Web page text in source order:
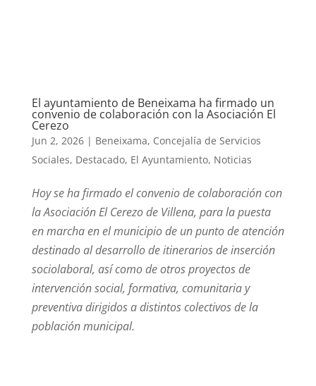
El ayuntamiento de Beneixama ha firmado un
convenio de colaboración con la Asociación El
Cerezo
Jun 2, 2026| Beneixama, Concejalía de Servicios
Sociales, Destacado, El Ayuntamiento, Noticias
Hoy se ha firmado el convenio de colaboración con
la Asociación El Cerezo de Villena, para la puesta
en marcha en el municipio de un punto de atención
destinado al desarrollo de itinerarios de inserción
sociolaboral, así como de otros proyectos de
intervención social, formativa, comunitaria y
preventiva dirigidos a distintos colectivos de la
población municipal.